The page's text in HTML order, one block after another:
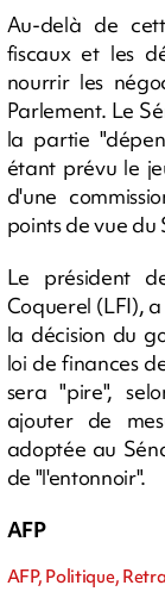
Au-delà de
fiscaux et les
nourrir les
Parlement. Le
la partie
étant prévu le
d'une
points de vue du
Le président
Coquerel (LFI),
la décision du
loi de finances
sera "pire",
ajouter de
adoptée au
de "l'entonnoir".
AFP
AFP, Politique,